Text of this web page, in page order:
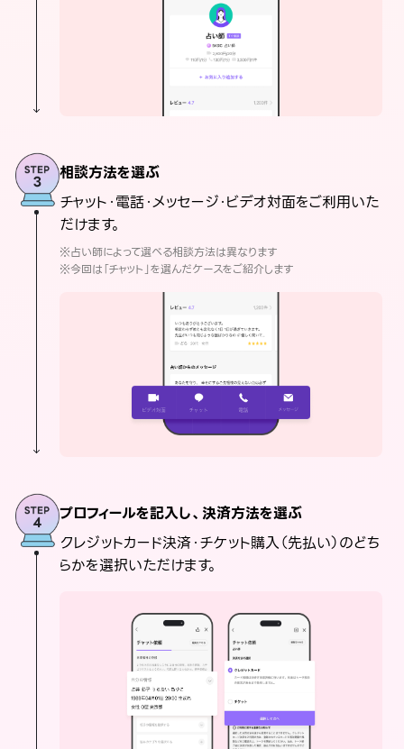
相談方法を選ぶ
チャット・電話・メッセージ・ビデオ対面をご利用いた
だけます。
※占い師によって選べる相談方法は異なります
※今回は「チャット」を選んだケースをご紹介します
プロフィールを記入し、決済方法を選ぶ
クレジットカード決済・チケット購入（先払い）のどち
らかを選択いただけます。